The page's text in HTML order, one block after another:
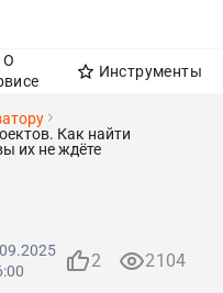
О
Инструменты
Как найти
их не ждёте
2 2104